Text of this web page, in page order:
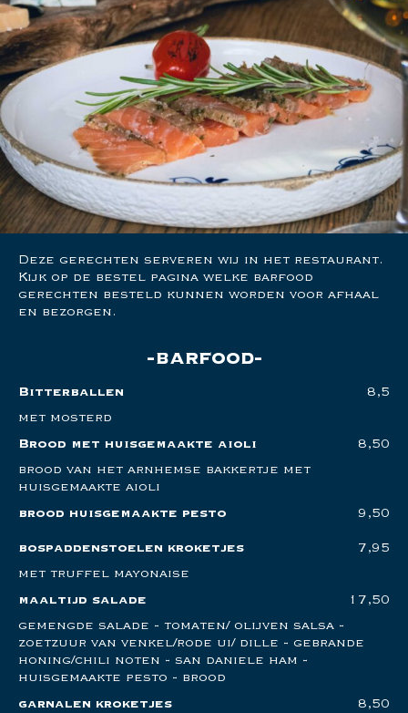
Deze gerechten serveren wij in het restaurant.
Kijk op de bestel pagina welke barfood
gerechten besteld kunnen worden voor afhaal
en bezorgen.
barfood
Bitterballen
8,5
met mosterd
Brood met huisgemaakte aioli
8,50
brood van het arnhemse bakkertje met
huisgemaakte aioli
brood huisgemaakte pesto
9,50
bospaddenstoelen kroketjes
7,95
met truffel mayonaise
maaltijd salade
17,50
gemengde salade - tomaten/ olijven salsa -
zoetzuur van venkel/rode ui/ dille - gebrande
honing/chili noten - san daniele ham -
huisgemaakte pesto - brood
garnalen kroketjes
8,50